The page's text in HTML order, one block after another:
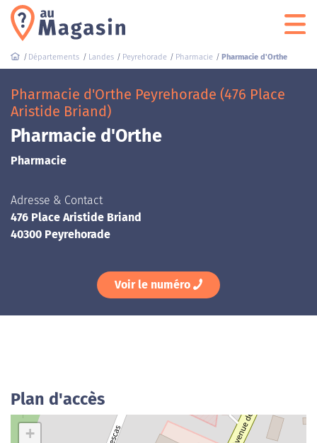
Départements Landes Peyrehorade Pharmacie Pharmacie d'Orthe
Pharmacie d'Orthe Peyrehorade (476 Place
Aristide Briand)
Pharmacie d'Orthe
Pharmacie
Adresse & Contact
476 Place Aristide Briand
40300 Peyrehorade
Voir le numéro
Plan d'accès
+